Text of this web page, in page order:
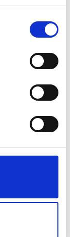
PETALS BLÅ